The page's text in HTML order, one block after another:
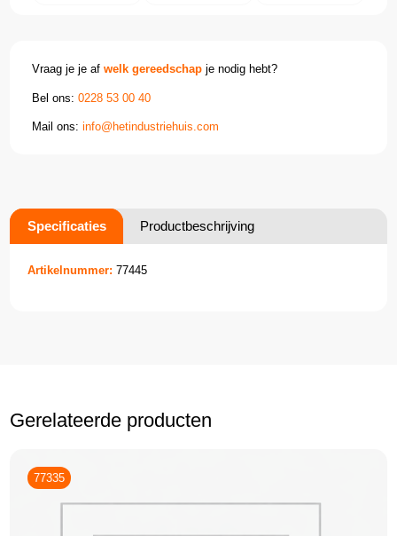
Vraag je je afwelk gereedschap je nodig hebt?
Bel ons:0228 53 00 40
Mail ons:info@hetindustriehuis.com
Specificaties Productbeschrijving
Artikelnummer: 77445
Gerelateerde producten
77335